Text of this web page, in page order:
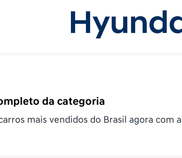
da categoria
mais vendidos do Brasil agora